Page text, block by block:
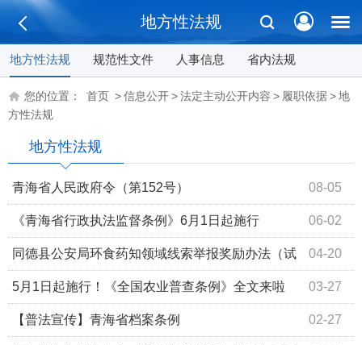
地方性法规
地方性法规 规范性文件 人事信息 省内法规
您的位置： 首页 >信息公开>法定主动公开内容 > 履职依据>地
方性法规
地方性法规
08-05
青海省人民政府令（第152号）
06-02
《青海省行政执法监督条例》6月1日起施行
04-20
同德县公安局环食药知领域线索举报奖励办法（试
行） 03-27
5月1日起施行！《全国农业普查条例》全文来啦
02-27
【普法宣传】青海省档案条例